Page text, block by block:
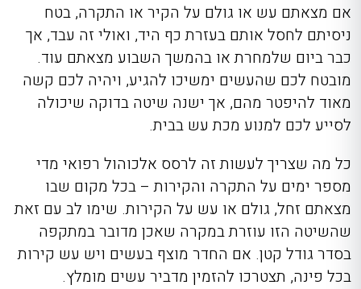
אם מצאתם עש או גולם על הקיר או התקרה, בטח
ניסיתם לחסל אותם בעזרת כף היד, ואולי זה עבד, אך
כבר ביום שלמחרת או בהמשך השבוע מצאתם עוד.
מובטח לכם שהעשים ימשיכו להגיע, ויהיה לכם קשה
מאוד להיפטר מהם, אך ישנה שיטה בדוקה שיכולה
לסייע לכם למנוע מכת עש בבית.
כל מה שצריך לעשות זה לרסס אלכוהול רפואי מדי
מספר ימים על התקרה והקירות – בכל מקום שבו
מצאתם זחל, גולם או עש על הקירות. שימו לב עם זאת
שהשיטה הזו עוזרת במקרה שאכן מדובר במתקפה
בסדר גודל קטן. אם החדר מוצף בעשים ויש עש קירות
בכל פינה, תצטרכו להזמין מדביר עשים מומלץ.